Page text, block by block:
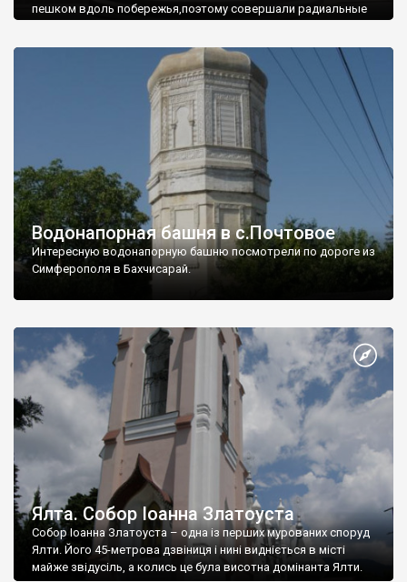
пешком вдоль побережья,поэтому совершали радиальные
Водонапорная башня в с.Почтовое
Интересную водонапорную башню посмотрели по дороге из
Симферополя в Бахчисарай.
Ялта. Собор Іоанна Златоуста
Собор Іоанна Златоуста – одна із перших мурованих споруд
Ялти. Його 45-метрова дзвіниця і нині видніється в місті
майже звідусіль, а колись це була висотна домінанта Ялти.